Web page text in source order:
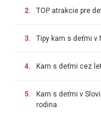
2. TOP atrakcie pre
3. Tipy kam s deťmi v
4. Kam s deťmi cez
5.
Kam s deťmi v
rodina